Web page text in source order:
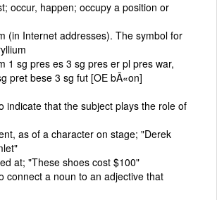
occur, happen; occupy a position or
(in Internet addresses). The symbol for
1 sg pres es 3 sg pres er pl pres war,
pret bese 3 sg fut [OE bÃ«on]
indicate that the subject plays the role of
as of a character on stage; "Derek
at; "These shoes cost $100"
connect a noun to an adjective that